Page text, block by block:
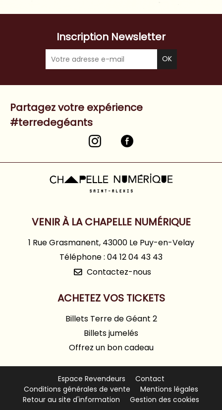
Partagez votre expérience
#terredegéants
Inscription Newsletter
VENIR À LA CHAPELLE NUMÉRIQUE
1 Rue Grasmanent, 43000 Le Puy-en-Velay
Téléphone : 04 12 04 43 43
Contactez-nous
ACHETEZ VOS TICKETS
Billets Terre de Géant 2
Billets jumelés
Offrez un bon cadeau
Espace Revendeurs
Contact
Conditions générales de vente
Mentions légales
Retour au site d'information
Gestion des cookies